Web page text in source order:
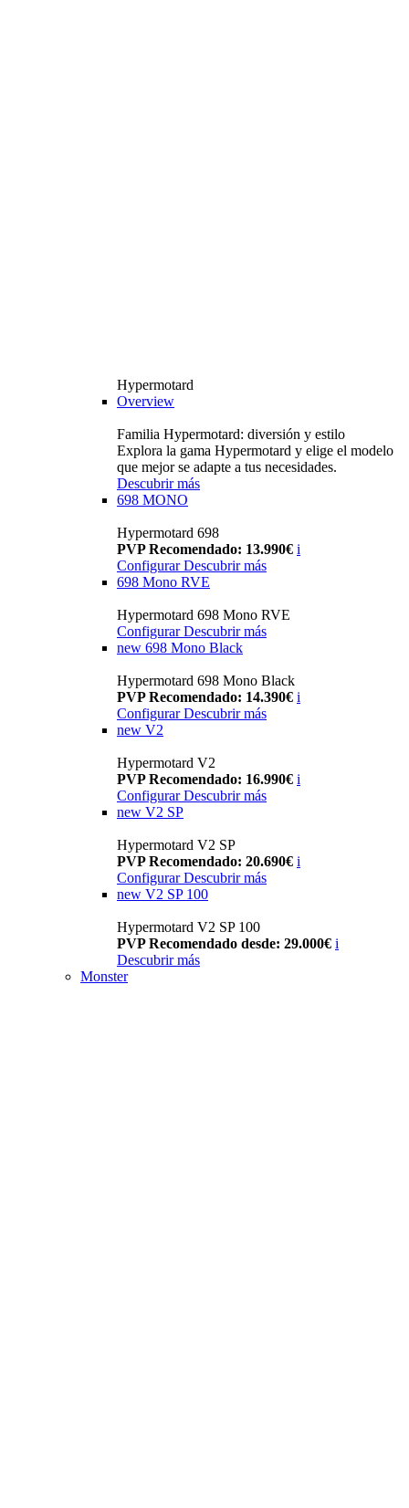
Hypermotard
Overview
Familia Hypermotard: diversión y estilo
Explora la gama Hypermotard y elige el modelo
que mejor se adapte a tus necesidades.
Descubrir más
698 MONO
Hypermotard 698
PVP Recomendado: 13.990€ i
ConfigurarDescubrir más
698 Mono RVE
Hypermotard 698 Mono RVE
Configurar Descubrir más
new 698 Mono Black
Hypermotard 698 Mono Black
PVP Recomendado: 14.390€ i
Configurar Descubrir más
new V2
Hypermotard V2
PVP Recomendado: 16.990€ i
Configurar Descubrir más
new V2 SP
Hypermotard V2 SP
PVP Recomendado: 20.690€ i
Configurar Descubrir más
new V2 SP 100
Hypermotard V2 SP 100
PVP Recomendado desde: 29.000€ i
Descubrir más
Monster